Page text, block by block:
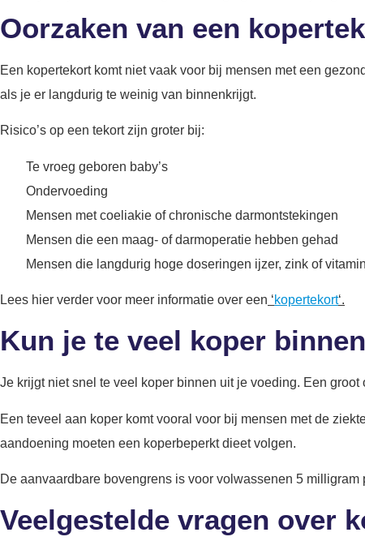
Oorzaken van een
Een kopertekort komt niet vaak voor bij mensen met een
als je er langdurig te weinig van binnenkrijgt.
Risico’s op een tekort zijn groter bij:
Te vroeg geboren baby’s
Ondervoeding
Mensen met coeliakie of chronische darmontstekingen
Mensen die een maag- of darmoperatie hebben gehad
Mensen die langdurig hoge doseringen ijzer, zink of
Lees hier verder voor meer informatie over een ‘kopertekort‘.
Kun je te veel koper
Je krijgt niet snel te veel koper binnen uit je voeding. Een
Een teveel aan koper komt vooral voor bij mensen met de
aandoening moeten een koperbeperkt dieet volgen.
De aanvaardbare bovengrens is voor volwassenen 5 milligram
Veelgestelde vragen over